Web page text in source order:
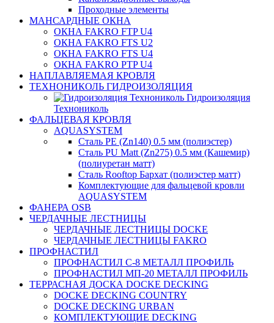
Проходные элементы
МАНСАРДНЫЕ ОКНА
ОКНА FAKRO FTP U4
ОКНА FAKRO FTS U2
ОКНА FAKRO FTS U4
ОКНА FAKRO PTP U4
НАПЛАВЛЯЕМАЯ КРОВЛЯ
ТЕХНОНИКОЛЬ ГИДРОИЗОЛЯЦИЯ
Гидроизоляция
Технониколь
ФАЛЬЦЕВАЯ КРОВЛЯ
AQUASYSTEM
Сталь PE (Zn140) 0.5 мм (полиэстер)
Сталь PU Matt (Zn275) 0.5 мм (Кашемир)
(полиуретан матт)
Сталь Rooftop Бархат (полиэстер матт)
Комплектующие для фальцевой кровли
AQUASYSTEM
ФАНЕРА OSB
ЧЕРДАЧНЫЕ ЛЕСТНИЦЫ
ЧЕРДАЧНЫЕ ЛЕСТНИЦЫ DOCKE
ЧЕРДАЧНЫЕ ЛЕСТНИЦЫ FAKRO
ПРОФНАСТИЛ
ПРОФНАСТИЛ C-8 МЕТАЛЛ ПРОФИЛЬ
ПРОФНАСТИЛ МП-20 МЕТАЛЛ ПРОФИЛЬ
ТЕРРАСНАЯ ДОСКА DOCKE DECKING
DOCKE DECKING COUNTRY
DOCKE DECKING URBAN
КОМПЛЕКТУЮЩИЕ DECKING